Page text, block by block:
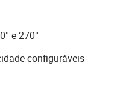
e 270°
configuráveis